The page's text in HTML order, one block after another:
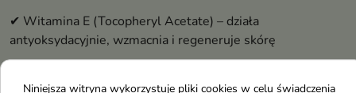
✔ Witamina E (Tocopheryl Acetate) – działa
antyoksydacyjnie, wzmacnia i regeneruje skórę
Niniejsza witryna wykorzystuje pliki cookies w celu świadczenia